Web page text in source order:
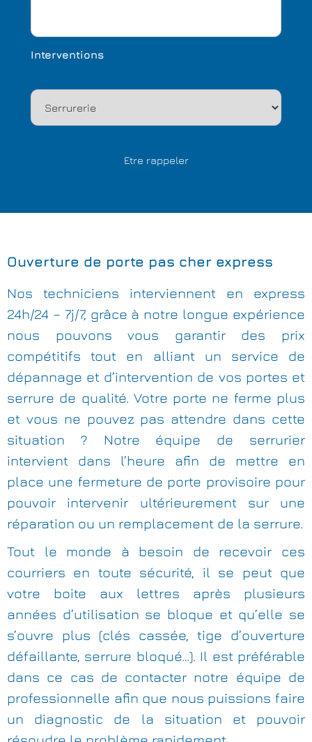
Interventions
Ouverture de porte pas cher express
Nos techniciens interviennent en express
24h/24 – 7j/7, grâce à notre longue expérience
nous pouvons vous garantir des prix
compétitifs tout en alliant un service de
dépannage et d’intervention de vos portes et
serrure de qualité. Votre porte ne ferme plus
et vous ne pouvez pas attendre dans cette
situation ? Notre équipe de serrurier
intervient dans l’heure afin de mettre en
place une fermeture de porte provisoire pour
pouvoir intervenir ultérieurement sur une
réparation ou un remplacement de la serrure.
Tout le monde à besoin de recevoir ces
courriers en toute sécurité, il se peut que
votre boite aux lettres après plusieurs
années d’utilisation se bloque et qu’elle se
s’ouvre plus (clés cassée, tige d’ouverture
défaillante, serrure bloqué…). Il est préférable
dans ce cas de contacter notre équipe de
professionnelle afin que nous puissions faire
un diagnostic de la situation et pouvoir